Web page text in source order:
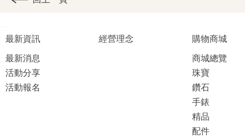
最新資訊
最新消息
活動分享
活動報名
經營理念
購物商城
商城總覽
珠寶
鑽石
手錶
精品
配件